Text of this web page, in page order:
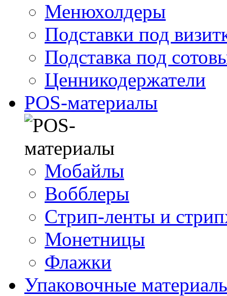
Менюхолдеры
Подставки под
Подставка под
Ценникодержатели
POS-материалы
Мобайлы
Вобблеры
Cтрип-ленты и
Монетницы
Флажки
Упаковочные